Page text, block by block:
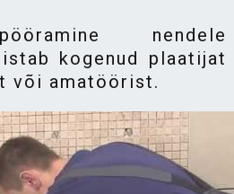
nendele
kogenud plaatijat
või amatöörist.